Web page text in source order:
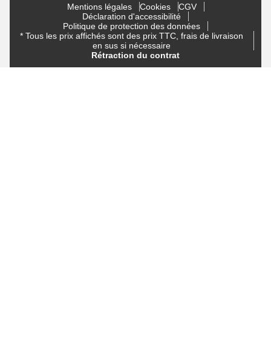
Mentions légales Cookies
CGV
Déclaration d'accessibilité
Politique de protection des données
* Tous les prix affichés sont des prix TTC, frais de livraison
en sus si nécessaire
Rétraction du contrat